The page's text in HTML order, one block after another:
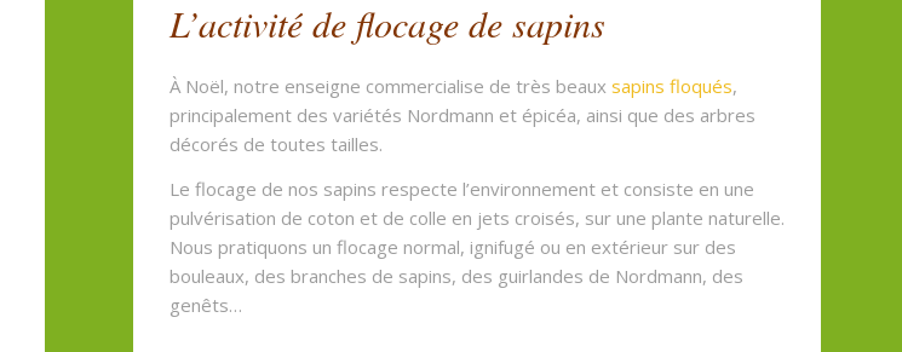
L’activité de flocage de sapins
À Noël, notre enseigne commercialise de très beaux sapins floqués,
principalement des variétés Nordmann et épicéa, ainsi que des arbres
décorés de toutes tailles.
Le flocage de nos sapins respecte l’environnement et consiste en une
pulvérisation de coton et de colle en jets croisés, sur une plante naturelle.
Nous pratiquons un flocage normal, ignifugé ou en extérieur sur des
bouleaux, des branches de sapins, des guirlandes de Nordmann, des
genêts…